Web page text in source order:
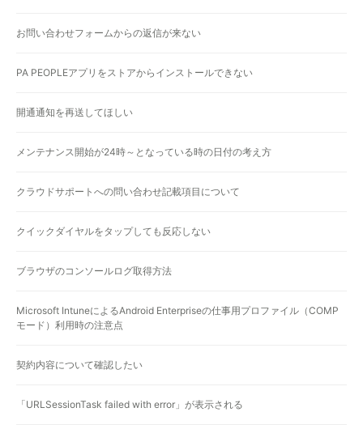
お問い合わせフォームからの返信が来ない
PA PEOPLEアプリをストアからインストールできない
開通通知を再送してほしい
メンテナンス開始が24時～となっている時の日付の考え方
クラウドサポートへの問い合わせ記載項目について
クイックダイヤルをタップしても反応しない
ブラウザのコンソールログ取得方法
Microsoft IntuneによるAndroid Enterpriseの仕事用プロファイル（COMP
モード）利用時の注意点
契約内容について確認したい
「URLSessionTask failed with error」が表示される